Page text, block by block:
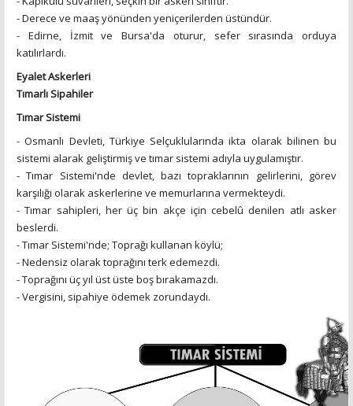
- Derece ve maaş yönünden yeniçerilerden üstündür.
- Edirne, İzmit ve Bursa'da oturur, sefer sırasında orduya
katılırlardı.
Eyalet Askerleri
Tımarlı Sipahiler
Tımar Sistemi
- Osmanlı Devleti, Türkiye Selçuklularında ikta olarak bilinen bu
sistemi alarak geliştirmiş ve tımar sistemi adıyla uygulamıştır.
- Tımar Sistemi'nde devlet, bazı topraklarının gelirlerini, görev
karşılığı olarak askerlerine ve memurlarına vermekteydi.
- Tımar sahipleri, her üç bin akçe için cebelû denilen atlı asker
beslerdi.
- Tımar Sistemi'nde; Toprağı kullanan köylü;
- Nedensiz olarak toprağını terk edemezdi.
- Toprağını üç yıl üst üste boş bırakamazdı.
- Vergisini, sipahiye ödemek zorundaydı.